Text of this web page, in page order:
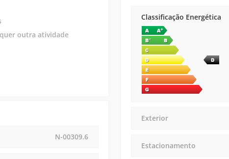
outra atividade
N-00309.6
Classificação Energética
Exterior
Estacionamento